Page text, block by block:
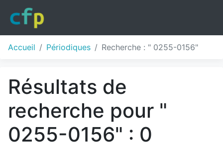
Accueil Périodiques Recherche : " 0255-0156"
Résultats de
recherche pour "
0255-0156" : 0